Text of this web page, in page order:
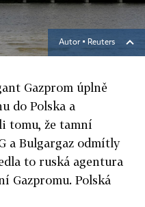
Autor ▪ Reuters
Gazprom úplně
do Polska a
tomu, že tamní
a Bulgargaz odmítly
to ruská agentura
Gazpromu. Polská